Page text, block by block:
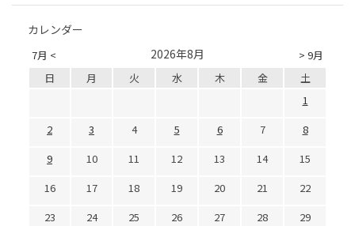
カレンダー
7月 < > 9月
2026年8月
日 月 火 水 木 金
土
1
2
3 4 5 6 7
8
9
10 11 12 13 14
15
16
17 18 19 20 21
22
23
24 25 26 27 28
29